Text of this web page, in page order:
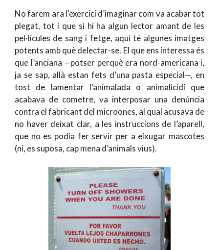
No farem ara l’exercici d’imaginar com va acabar tot
plegat, tot i que si hi ha algun lector amant de les
pel·lícules de sang i fetge, aquí té algunes imatges
potents amb què delectar-se. El que ens interessa és
que l’anciana —potser perquè era nord-americana i,
ja se sap, allà estan fets d’una pasta especial—, en
tost de lamentar l’animalada o animalicidi que
acabava de cometre, va interposar una denúncia
contra el fabricant del microones, al qual acusava de
no haver deixat clar, a les instruccions de l’aparell,
que no es podia fer servir per a eixugar mascotes
(ni, es suposa, cap mena d’animals vius).